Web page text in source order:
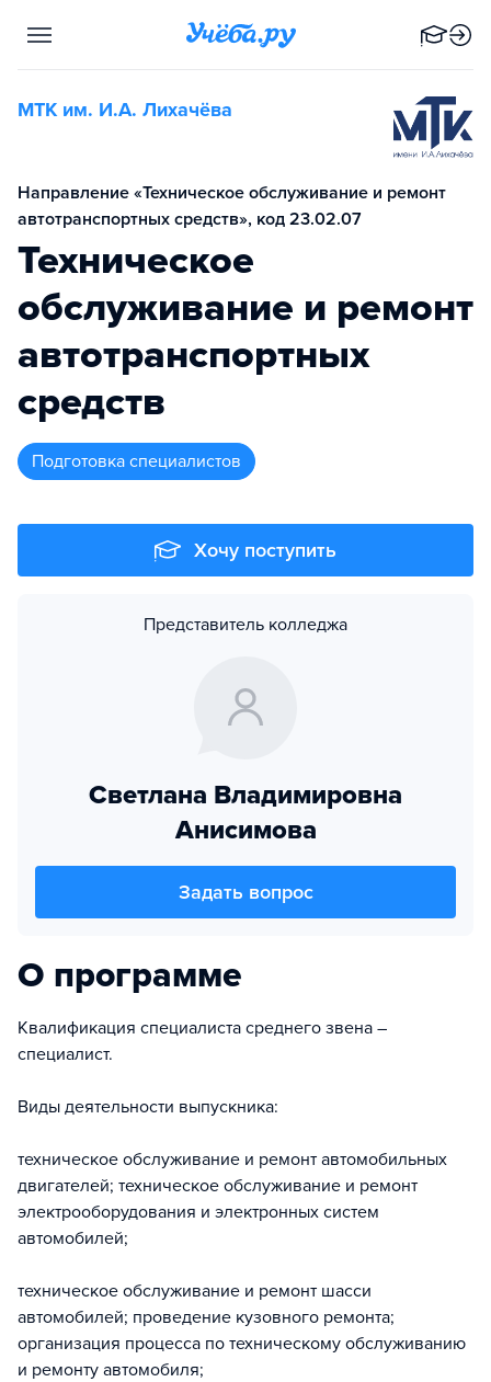
МТК им. И.А. Лихачёва
Направление «Техническое обслуживание и ремонт
автотранспортных средств», код 23.02.07
Техническое
обслуживание и ремонт
автотранспортных
средств
подготовка специалистов
Хочу поступить
Представитель колледжа
Светлана Владимировна
Анисимова
Задать вопрос
О программе
Квалификация специалиста среднего звена –
специалист.
Виды деятельности выпускника:
техническое обслуживание и ремонт автомобильных
двигателей; техническое обслуживание и ремонт
электрооборудования и электронных систем
автомобилей;
техническое обслуживание и ремонт шасси
автомобилей; проведение кузовного ремонта;
организация процесса по техническому обслуживанию
и ремонту автомобиля;